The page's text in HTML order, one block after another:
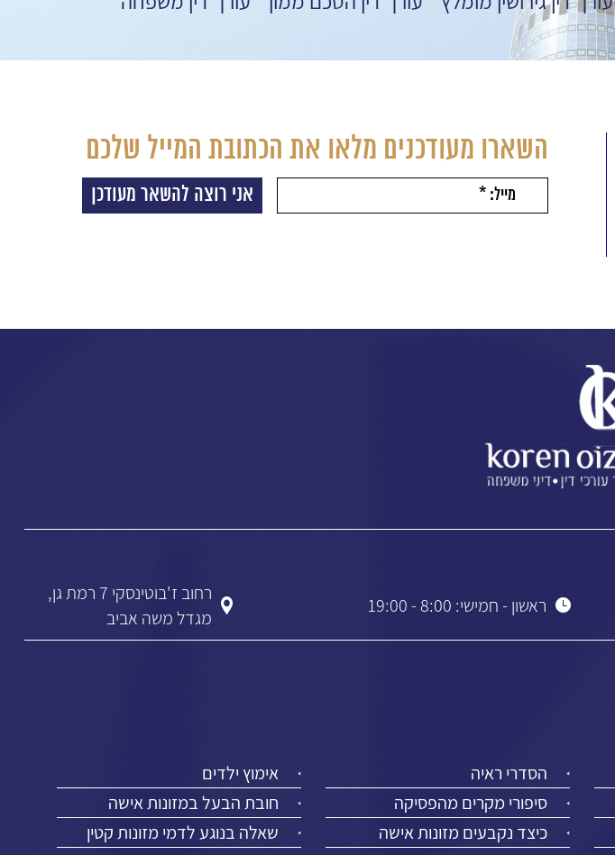
השארו מעודכנים מלאו את הכתובת המייל שלכם
ראשון - חמישי: 8:00 - 19:00
רחוב ז'בוטינסקי 7 רמת גן,
מגדל משה אביב
הסדרי ראיה
אימוץ ילדים
סיפורי מקרים מהפסיקה
חובת הבעל במזונות אישה
כיצד נקבעים מזונות אישה
שאלה בנוגע לדמי מזונות קטין